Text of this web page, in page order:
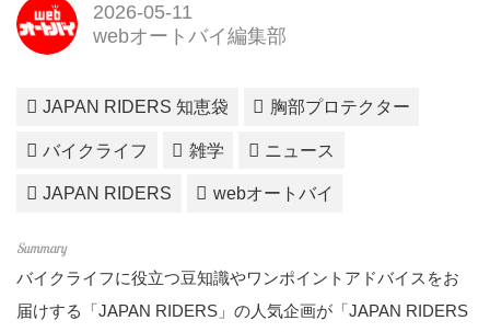
2026-05-11
webオートバイ編集部
JAPAN RIDERS 知恵袋 胸部プロテクター
バイクライフ 雑学 ニュース
JAPAN RIDERS webオートバイ
バイクライフに役立つ豆知識やワンポイントアドバイスをお
届けする
「JAPAN RIDERS」 の人気企画が 「JAPAN RIDERS